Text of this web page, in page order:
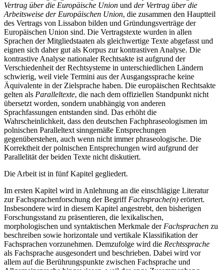
Als Forschungsgegenstand gelten zwei europäische Verträge,
Vertrag über die Europäische Unionundder Vertrag über die
Arbeitsweise der Europäischen Union , die zusammen den Hauptteil
des Vertrags von Lissabon bilden und Gründungsverträge der
Europäischen Union sind. Die Vertragstexte wurden in allen
Sprachen der Mitgliedstaaten als gleichwertige Texte abgefasst und
eignen sich daher gut als Korpus zur kontrastiven Analyse. Die
kontrastive Analyse nationaler Rechtsakte ist aufgrund der
Verschiedenheit der Rechtsysteme in unterschiedlichen Ländern
schwierig, weil viele Termini aus der Ausgangssprache keine
Äquivalente in der Zielsprache haben. Die europäischen Rechtsakte
gelten alsParalleltexte, die nach dem offiziellen Standpunkt nicht
übersetzt worden, sondern unabhängig von anderen
Sprachfassungen entstanden sind. Das erhöht die
Wahrscheinlichkeit, dass den deutschen Fachphraseologismen im
polnischen Paralleltext sinngemäße Entsprechungen
gegenüberstehen, auch wenn nicht immer phraseologische. Die
Korrektheit der polnischen Entsprechungen wird aufgrund der
Im ersten Kapitel wird in Anlehnung an die einschlägige Literatur
zur Fachsprachenforschung der BegriffFachsprache(n)erörtert.
Insbesondere wird in diesem Kapitel angestrebt, den bisherigen
Forschungsstand zu präsentieren, die lexikalischen,
morphologischen und syntaktischen Merkmale derFachsprachen
beschreiben sowie horizontale und vertikale Klassifikation der
Fachsprachen vorzunehmen. Demzufolge wird dieRechtssprache
als Fachsprache ausgesondert und beschrieben. Dabei wird vor